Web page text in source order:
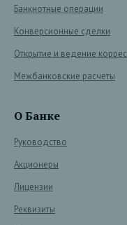
Банкнотные операции
Конверсионные сделки
Открытие и ведение
Межбанковские расчеты
О Банке
Руководство
Акционеры
Лицензии
Реквизиты